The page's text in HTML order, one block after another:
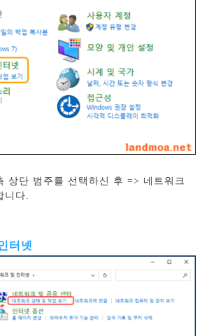
상단 범주를 선택하신 후 => 네트워크
다.
터넷